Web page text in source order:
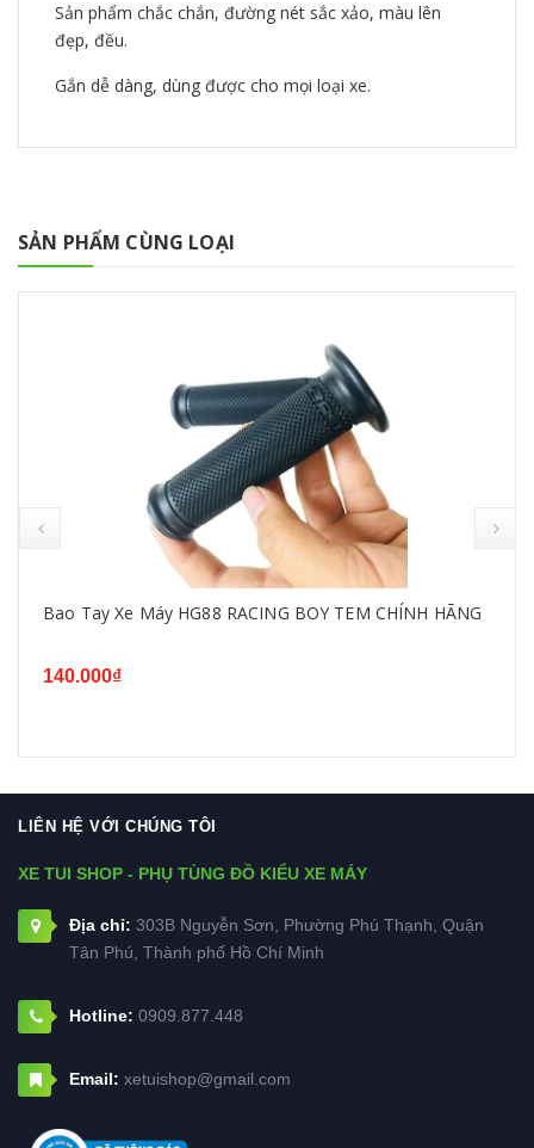
Sản phẩm chắc chắn, đường nét sắc xảo, màu lên
đẹp, đều.
Gắn dễ dàng, dùng được cho mọi loại xe.
SẢN PHẨM CÙNG LOẠI
Bao Tay Xe Máy HG88 RACING BOY TEM CHÍNH HÃNG
140.000₫
LIÊN HỆ VỚI CHÚNG TÔI
XE TUI SHOP - PHỤ TÙNG ĐỒ KIỂU XE MÁY
Địa chỉ: 303B Nguyễn Sơn, Phường Phú Thạnh, Quận
Tân Phú, Thành phố Hồ Chí Minh
Hotline: 0909.877.448
Email: xetuishop@gmail.com